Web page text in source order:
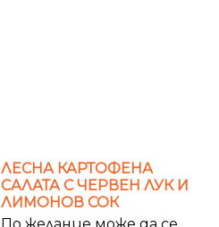
ЛЕСНА КАРТОФЕНА
САЛАТА С ЧЕРВЕН ЛУК И
ЛИМОНОВ СОК
По желание може да се